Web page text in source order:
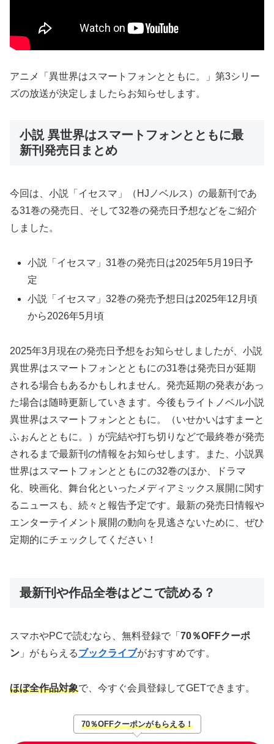
アニメ「異世界はスマートフォンとともに。」第3シリー
ズの放送が決定しましたらお知らせします。
小説 異世界はスマートフォンとともに最
新刊発売日まとめ
今回は、小説「イセスマ」（HJノベルス）の最新刊であ
る31巻の発売日、そして32巻の発売日予想などをご紹介
しました。
小説「イセスマ」31巻の発売日は2025年5月19日予
定
小説「イセスマ」32巻の発売予想日は2025年12月頃
から2026年5月頃
2025年3月現在の発売日予想をお知らせしましたが、小説
異世界はスマートフォンとともにの31巻は発売日が延期
される場合もあるかもしれません。発売延期の発表があっ
た場合は随時更新していきます。今後もライトノベル小説
異世界はスマートフォンとともに。（いせかいはすまーと
ふぉんとともに。）が完結や打ち切りなどで最終巻が発売
されるまで最新刊の情報をお知らせします。また、小説異
世界はスマートフォンとともにの32巻のほか、ドラマ
化、映画化、舞台化といったメディアミックス展開に関す
るニュースも、続々と報告予定です。最新の発売日情報や
エンターテイメント展開の動向を見逃さないために、ぜひ
定期的にチェックしてください！
最新刊や作品全巻はどこで読める？
スマホやPCで読むなら、無料登録で「 70％OFFクーポ
ン 」がもらえるブックライブがおすすめです。
ほぼ全作品対象で、今すぐ会員登録してGETできます。
70％OFFクーポンがもらえる！